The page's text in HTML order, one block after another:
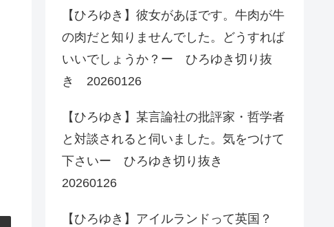
【ひろゆき】彼女があほです。牛肉が牛
の肉だと知りませんでした。どうすれば
いいでしょうか？ー ひろゆき切り抜
き 20260126
【ひろゆき】某言論社の批評家・哲学者
と対談されると伺いました。気をつけて
下さいー ひろゆき切り抜き
20260126
【ひろゆき】アイルランドって英国？